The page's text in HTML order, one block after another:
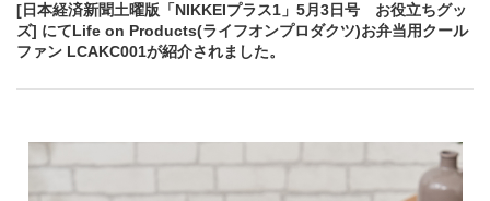
[日本経済新聞土曜版「NIKKEIプラス1」5月3日号 お役立ちグッ
ズ] にてLife on Products(ライフオンプロダクツ)お弁当用クール
ファン LCAKC001が紹介されました。